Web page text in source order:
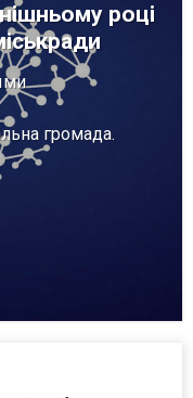
році
громада.